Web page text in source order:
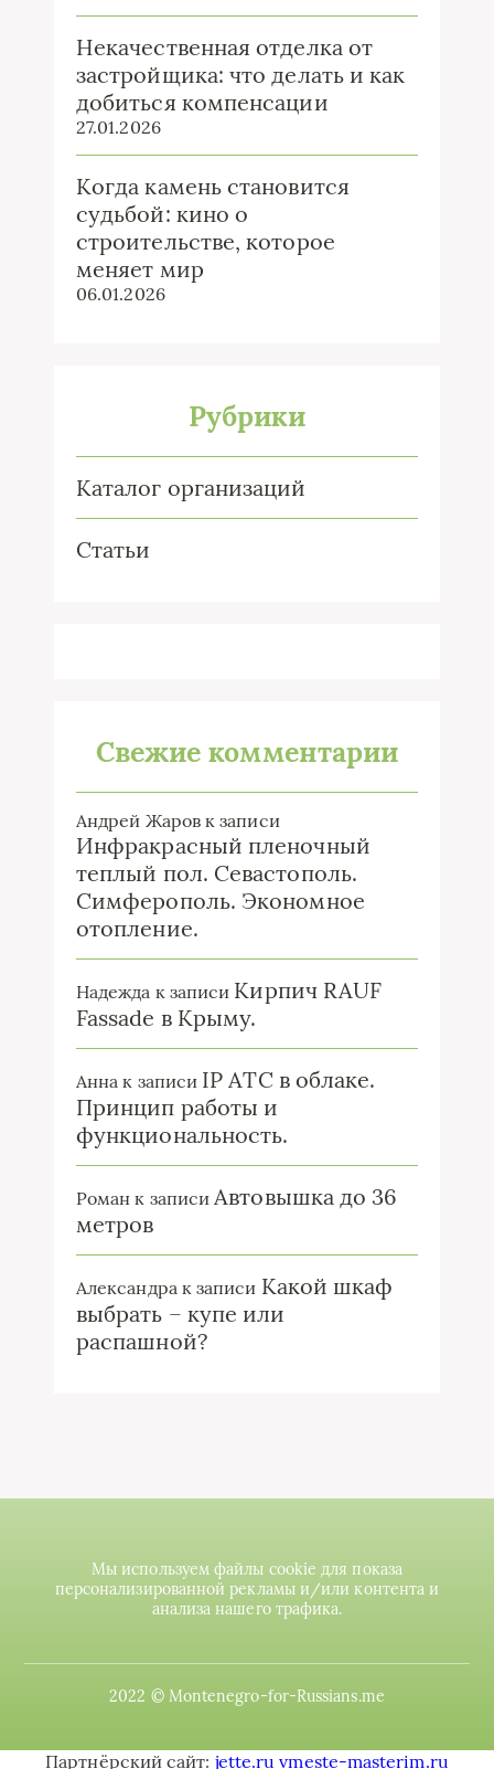
Некачественная отделка от
застройщика: что делать и как
добиться компенсации
27.01.2026
Когда камень становится
судьбой: кино о
строительстве, которое
меняет мир
06.01.2026
Рубрики
Каталог организаций
Статьи
Свежие комментарии
Андрей Жаровк записи
Инфракрасный пленочный
теплый пол. Севастополь.
Симферополь. Экономное
отопление.
Надежда к записи Кирпич RAUF
Fassade в Крыму.
Анна к записи IP ATC в облаке.
Принцип работы и
функциональность.
Роман к записи Автовышка до 36
метров
Александра к записи Какой шкаф
выбрать – купе или
распашной?
Мы используем файлы cookie для показа
персонализированной рекламы и/или контента и
анализа нашего трафика.
2022 © Montenegro-for-Russians.me
Партнёрский сайт: jette.ru vmeste-masterim.ru